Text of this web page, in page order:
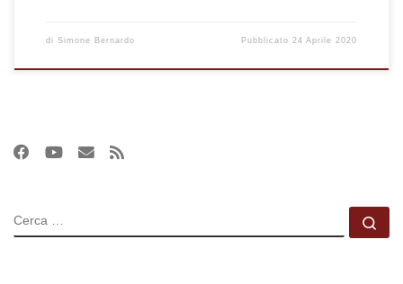
di Simone Bernardo Pubblicato 24 Aprile 2020
CERCA